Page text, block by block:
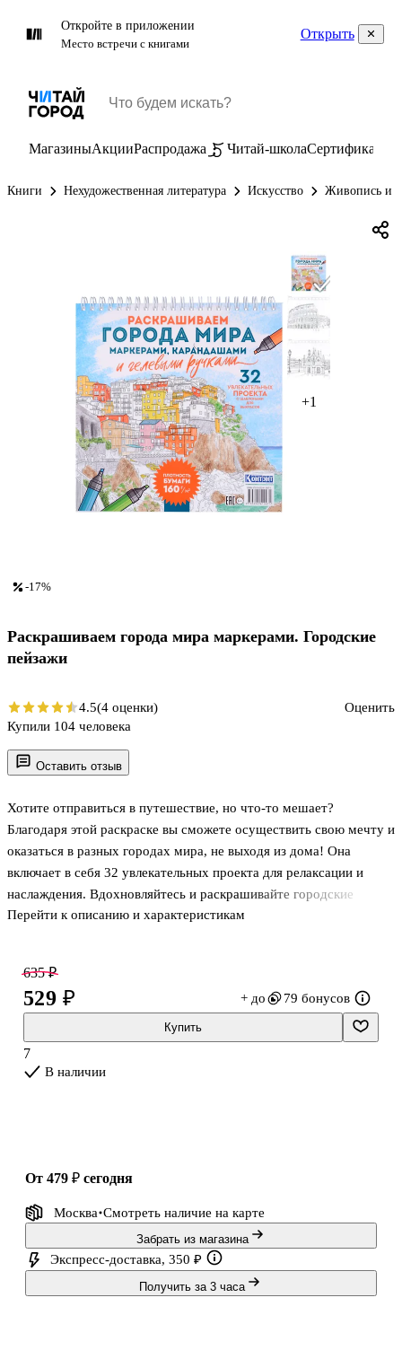
Откройте в приложении
Место встречи с книгами
Открыть
МагазиныАкцииРаспродажа Читай-школаСертификаты
Книги Нехудожественная литература Искусство Живопись и
+1
Оставить отзыв
Хотите отправиться в путешествие, но что-то мешает?
Благодаря этой раскраске вы сможете осуществить свою мечту и
оказаться в разных городах мира, не выходя из дома! Она
включает в себя 32 увлекательных проекта для релаксации и
наслаждения. Вдохновляйтесь и раскрашивайте городские
пейзажи маркерами или цветными карандашами. Практичный
максимально комфортным и плодотворным.
Перейти к описанию и характеристикам
-17%
Раскрашиваем города мира маркерами. Городские
пейзажи
4.5(4 оценки)
Оценить
Купили 104 человека
635 ₽
529 ₽ + до 79 бонусов
Купить
7
В наличии
от 479 ₽ сегодня
Москва Смотреть наличие на карте
Забрать из магазина
Экспресс-доставка, 350 ₽
Получить за 3 часа